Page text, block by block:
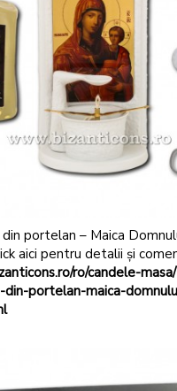
portelan – Maica
aici pentru detalii și
ro/candele-
din-portelan-maica-